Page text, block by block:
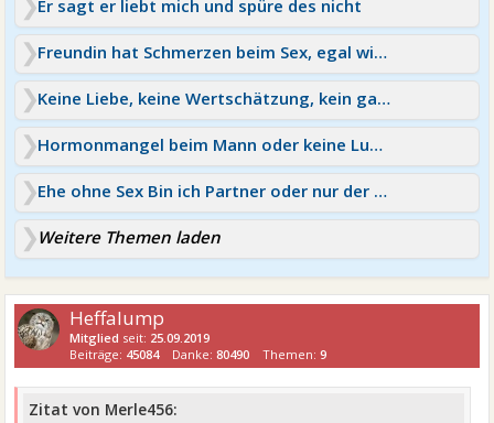
Er sagt er liebt mich und spüre des nicht
Freundin hat Schmerzen beim Sex, egal wie, egal wo
Keine Liebe, keine Wertschätzung, kein gar nichts
Hormonmangel beim Mann oder keine Lust mehr auf mich?
Ehe ohne Sex Bin ich Partner oder nur der Butler?
Weitere Themen laden
Heffalump
Mitglied seit: 25.09.2019
Beiträge: 45084 Danke:80490 Themen:9
Zitat von Merle456: